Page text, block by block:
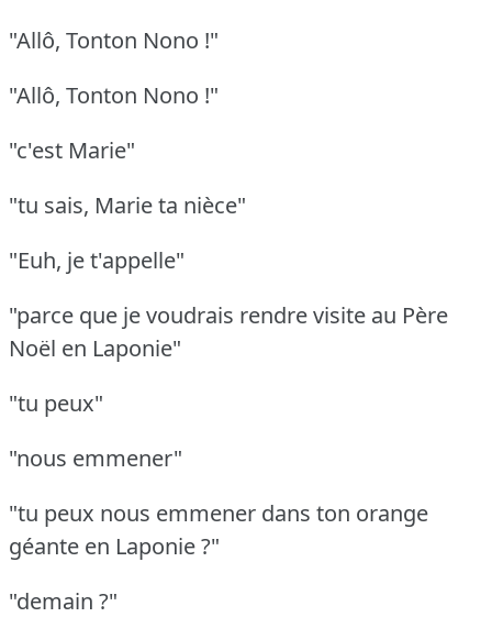
"Allô, Tonton Nono !"
"Allô, Tonton Nono !"
"c'est Marie"
"tu sais, Marie ta nièce"
"Euh, je t'appelle"
"parce que je voudrais rendre visite au Père
Noël en Laponie"
"tu peux"
"nous emmener"
"tu peux nous emmener dans ton orange
géante en Laponie ?"
"demain ?"